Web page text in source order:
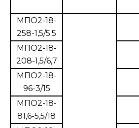
МПО2-18-
258-1,5/5.5
МПО2-18-
208-1,5/6,7
МПО2-18-
96-3/15
МПО2-18-
81,6-5,5/18